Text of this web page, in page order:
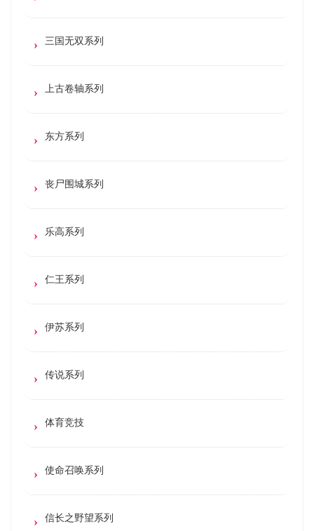
三国无双系列
上古卷轴系列
东方系列
丧尸围城系列
乐高系列
仁王系列
伊苏系列
传说系列
体育竞技
使命召唤系列
信长之野望系列